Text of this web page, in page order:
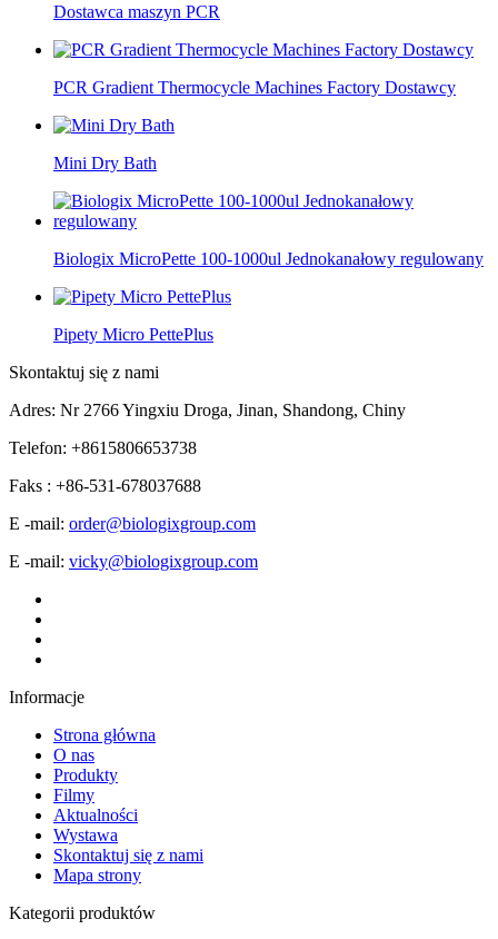
Dostawca maszyn PCR
PCR Gradient Thermocycle Machines Factory Dostawcy
Mini Dry Bath
Biologix MicroPette 100-1000ul Jednokanałowy regulowany
Pipety Micro PettePlus
Skontaktuj się z nami
Adres: Nr 2766 Yingxiu Droga, Jinan, Shandong, Chiny
Telefon: +8615806653738
Faks : +86-531-678037688
E -mail: order@biologixgroup.com
E -mail: vicky@biologixgroup.com
Informacje
Strona główna
O nas
Produkty
Filmy
Aktualności
Wystawa
Skontaktuj się z nami
Mapa strony
Kategorii produktów